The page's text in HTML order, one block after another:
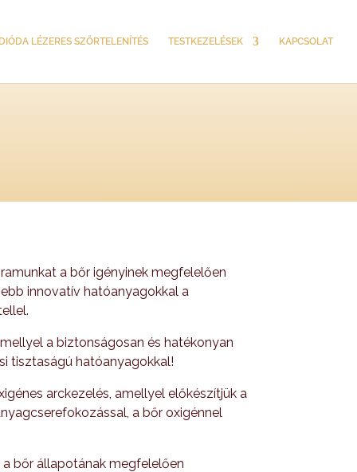
DIÓDA LÉZERES SZŐRTELENÍTÉS TESTKEZELÉSEK KAPCSOLAT
a bőr igényinek megfelelően
innovatív hatóanyagokkal a
a biztonságosan és hatékonyan
tisztaságú hatóanyagokkal!
arckezelés, amellyel előkészítjük a
a bőr oxigénnel
bőr állapotának megfelelően